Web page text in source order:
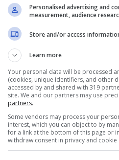
per riaverlo al top
In merito al piano di
dettagli la
gestione
da diverso tempo di
di essere al
dei rossoblù lavorerà in
così comeNdoye e
per la finale di
Personalised advertising and
measurement, audience
Store and/or access
Learn more
Your personal data will be processed
(cookies, unique identifiers, and other
accessed by and shared with 319
site. We and our partners may use
partners.
Some vendors may process your
interest, which you can object to by
for a link at the bottom of this page or
withdraw consent in privacy and cookie